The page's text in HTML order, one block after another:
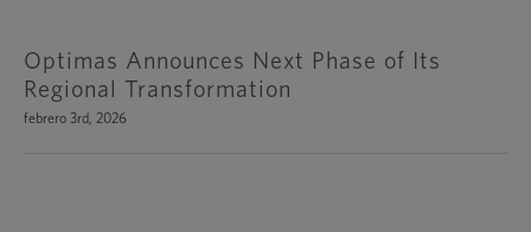
Optimas Announces Next Phase of Its
Regional Transformation
febrero 3rd, 2026